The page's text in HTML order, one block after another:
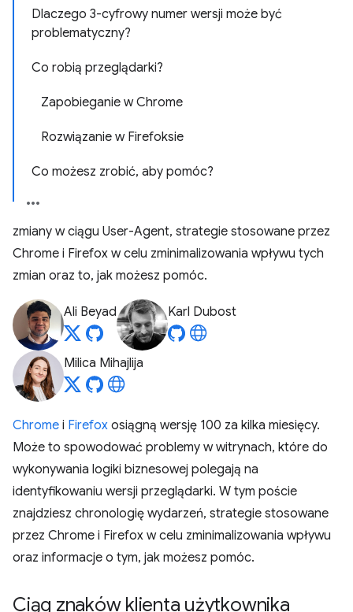
Dlaczego 3-cyfrowy numer wersji może być
problematyczny?
Co robią przeglądarki?
Zapobieganie w Chrome
Rozwiązanie w Firefoksie
Co możesz zrobić, aby pomóc?
zmiany w ciągu User-Agent, strategie stosowane przez
Chrome i Firefox w celu zminimalizowania wpływu tych
zmian oraz to, jak możesz pomóc.
Ali Beyad Karl Dubost
Milica Mihajlija
Chrome i Firefox osiągną wersję 100 za kilka miesięcy.
Może to spowodować problemy w witrynach, które do
wykonywania logiki biznesowej polegają na
identyfikowaniu wersji przeglądarki. W tym poście
znajdziesz chronologię wydarzeń, strategie stosowane
przez Chrome i Firefox w celu zminimalizowania wpływu
oraz informacje o tym, jak możesz pomóc.
Ciąg znaków klienta użytkownika